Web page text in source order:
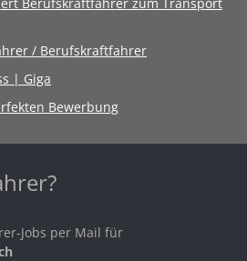
/ Berufskraftfahrer
| Giga
Bewerbung
Jobs per Mail für